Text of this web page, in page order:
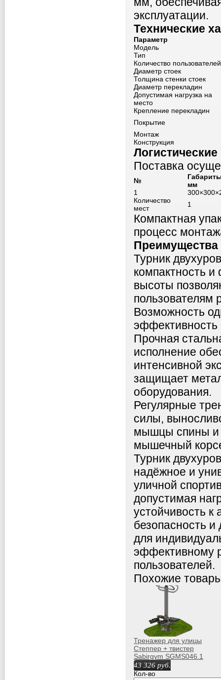
эксплуатации.
Технические
Параметр
Модель
Тип
Количество пользователей
Диаметр стоек
Толщина стенки стоек
Диаметр перекладин
Допустимая нагрузка на
место
Крепление перекладин
Покрытие
Монтаж
Конструкция
Поставка
№
мм
1
Количество
мест
1
Компактная
процесс
Преимущества
Турник
компактность
высоты
пользователям
Возможность
эффективность
Прочная
исполнение
интенсивной
защищает
оборудования.
Регулярные
силы,
мышцы спины и
мышечный
Турник
надёжное и
уличной
допустимая
устойчивость
безопасность
для
эффективному
пользователей.
Похожие
Тренажер для улицы
Степпер + твистер
Sabirgym SGMS046.1
proven quality
43 326 руб.
Кол-во